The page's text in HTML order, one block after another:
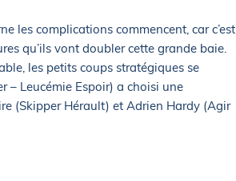
les complications commencent, car c’est
qu’ils vont doubler cette grande baie.
les petits coups stratégiques se
– Leucémie Espoir) a choisi une
(Skipper Hérault) et Adrien Hardy (Agir